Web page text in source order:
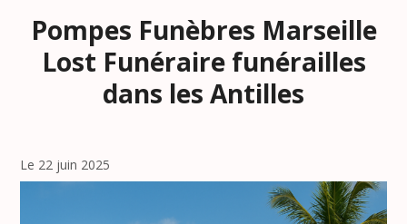
Pompes Funèbres Marseille
Lost Funéraire funérailles
dans les Antilles
Le 22 juin 2025